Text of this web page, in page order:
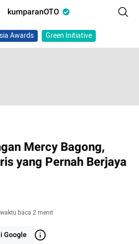
kumparanOTO
Awards Green Initiative
Mercy Bagong,
yang Pernah Berjaya
waktu baca 2 menit
Google